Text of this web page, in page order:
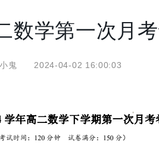
数学第一次月
鬼 2024-04-02 16:00:03